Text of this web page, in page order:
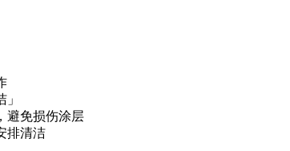
避免损伤涂层
排清洁